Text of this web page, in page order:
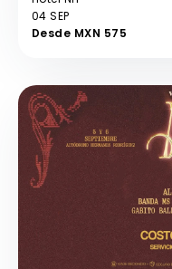
04 SEP
Desde MXN 575